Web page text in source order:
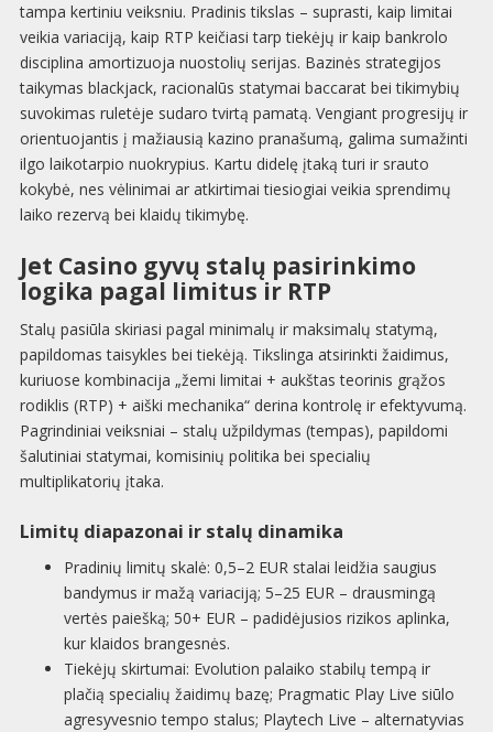
tampa kertiniu veiksniu. Pradinis tikslas – suprasti, kaip limitai
veikia variaciją, kaip RTP keičiasi tarp tiekėjų ir kaip bankrolo
disciplina amortizuoja nuostolių serijas. Bazinės strategijos
taikymas blackjack, racionalūs statymai baccarat bei tikimybių
suvokimas ruletėje sudaro tvirtą pamatą. Vengiant progresijų ir
orientuojantis į mažiausią kazino pranašumą, galima sumažinti
ilgo laikotarpio nuokrypius. Kartu didelę įtaką turi ir srauto
kokybė, nes vėlinimai ar atkirtimai tiesiogiai veikia sprendimų
laiko rezervą bei klaidų tikimybę.
Jet Casino gyvų stalų pasirinkimo
logika pagal limitus ir RTP
Stalų pasiūla skiriasi pagal minimalų ir maksimalų statymą,
papildomas taisykles bei tiekėją. Tikslinga atsirinkti žaidimus,
kuriuose kombinacija „žemi limitai + aukštas teorinis grąžos
rodiklis (RTP) + aiški mechanika“ derina kontrolę ir efektyvumą.
Pagrindiniai veiksniai – stalų užpildymas (tempas), papildomi
šalutiniai statymai, komisinių politika bei specialių
multiplikatorių įtaka.
Limitų diapazonai ir stalų dinamika
Pradinių limitų skalė: 0,5–2 EUR stalai leidžia saugius
bandymus ir mažą variaciją; 5–25 EUR – drausmingą
vertės paiešką; 50+ EUR – padidėjusios rizikos aplinka,
kur klaidos brangesnės.
Tiekėjų skirtumai: Evolution palaiko stabilų tempą ir
plačią specialių žaidimų bazę; Pragmatic Play Live siūlo
agresyvesnio tempo stalus; Playtech Live – alternatyvias